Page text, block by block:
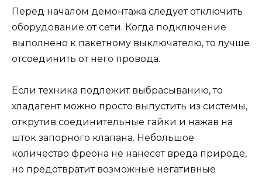
Перед началом демонтажа следует отключить
оборудование от сети. Когда подключение
выполнено к пакетному выключателю, то лучше
отсоединить от него провода.
Если техника подлежит выбрасыванию, то
хладагент можно просто выпустить из системы,
открутив соединительные гайки и нажав на
шток запорного клапана. Небольшое
количество фреона не нанесет вреда природе,
но предотвратит возможные негативные